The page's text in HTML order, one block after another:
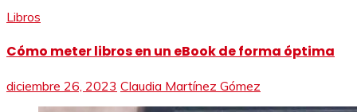
Libros
Cómo meter libros en un eBook de forma óptima
diciembre 26, 2023 Claudia Martínez Gómez